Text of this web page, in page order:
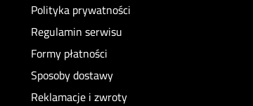
Polityka prywatności
Regulamin serwisu
Formy płatności
Sposoby dostawy
Reklamacje i zwroty